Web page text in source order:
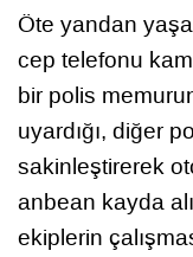
Öte yandan
cep telefonu
bir polis
uyardığı, diğer
sakinleştirerek
anbean kayda
ekiplerin